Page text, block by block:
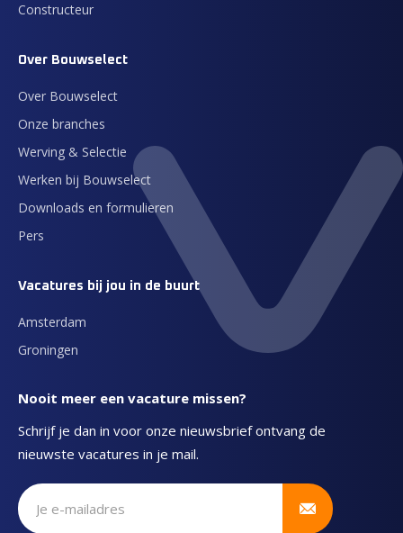
Constructeur
Over Bouwselect
Over Bouwselect
Onze branches
Werving & Selectie
Werken bij Bouwselect
Downloads en formulieren
Pers
Vacatures bij jou in de buurt
Amsterdam
Groningen
Nooit meer een vacature missen?
Schrijf je dan in voor onze nieuwsbrief ontvang de
nieuwste vacatures in je mail.
Schrijf je in voor onze nieuwsbrief